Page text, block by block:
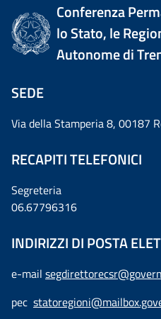
Conferenza
lo Stato, le
Autonome di
SEDE
Via della Stamperia 8, 00187
RECAPITI TELEFONICI
Segreteria
06.67796316
INDIRIZZI DI POSTA
e-mail
pec